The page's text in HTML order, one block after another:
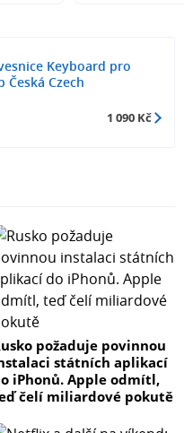
Keyboard pro
Czech
1 090 Kč
požaduje povinnou
státních aplikací
iPhonů. Apple odmítl,
čelí miliardové pokutě